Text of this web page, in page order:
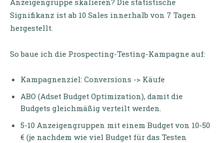
Signifikanz ist ab 10 Sales innerhalb von 7 Tagen
hergestellt.
So baue ich die Prospecting-Testing-Kampagne auf:
Kampagnenziel: Conversions -> Käufe
ABO (Adset Budget Optimization), damit die
Budgets gleichmäßig verteilt werden.
5-10 Anzeigengruppen mit einem Budget von 10-50
€ (je nachdem wie viel Budget für das Testen